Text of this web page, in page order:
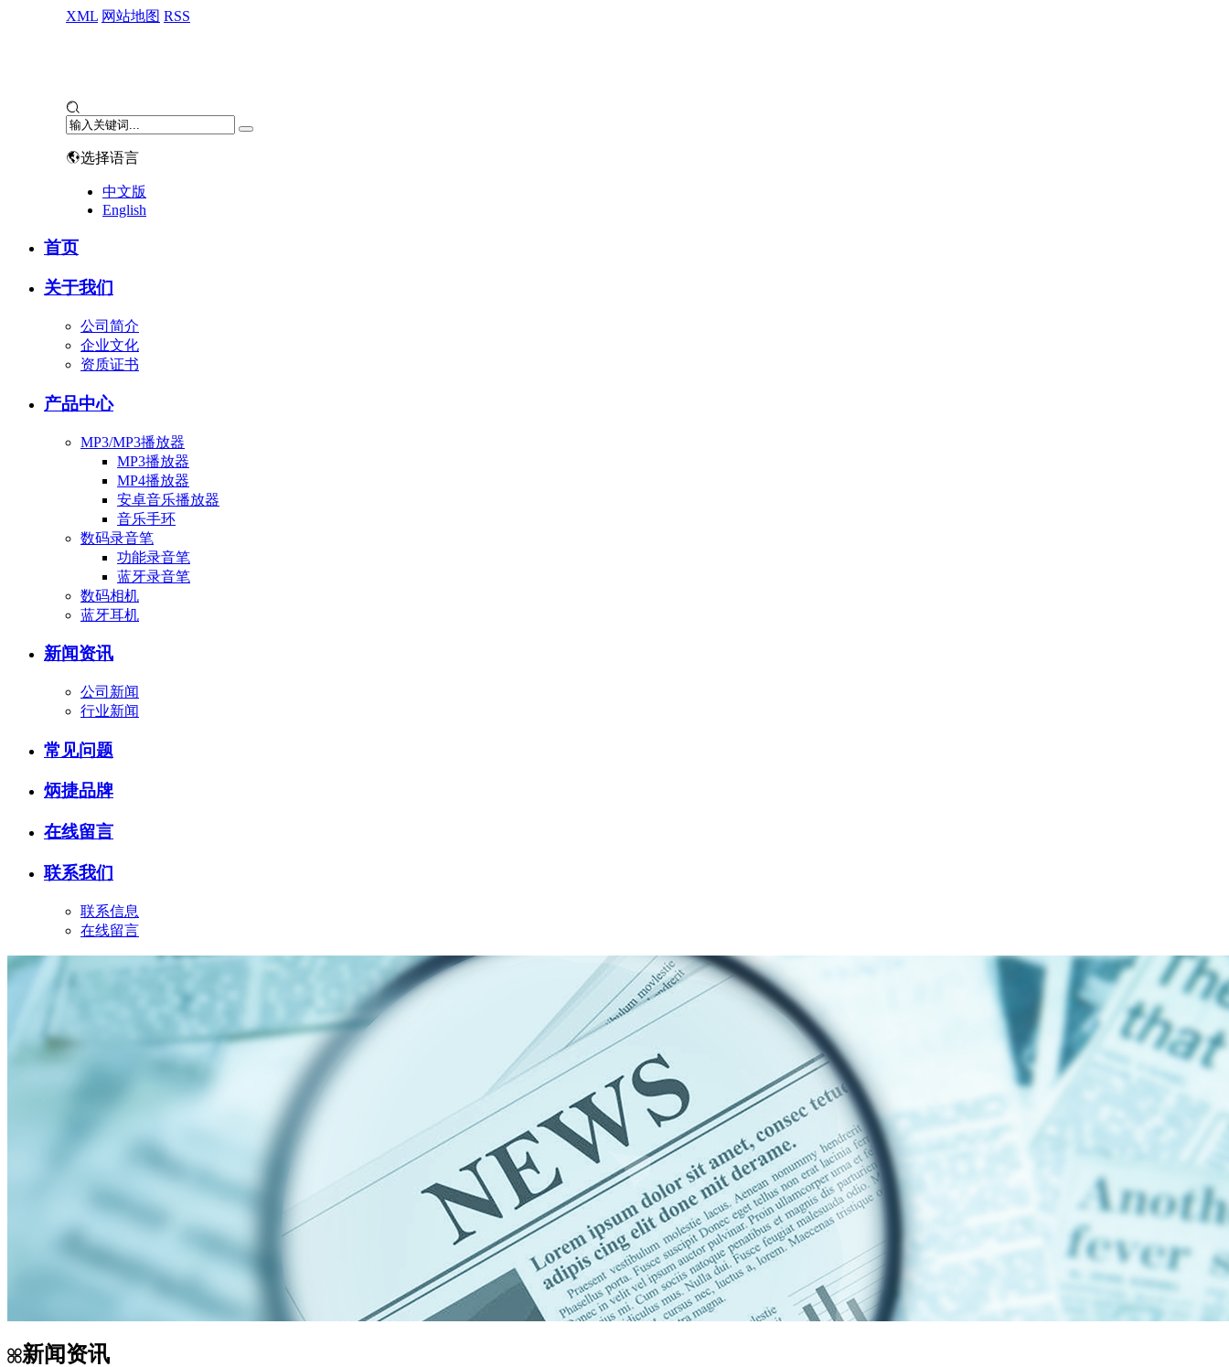
XML 网站地图 RSS
选择语言
中文版
English
首页
关于我们
公司简介
企业文化
资质证书
产品中心
MP3/MP3播放器
MP3播放器
MP4播放器
安卓音乐播放器
音乐手环
数码录音笔
功能录音笔
蓝牙录音笔
数码相机
蓝牙耳机
新闻资讯
公司新闻
行业新闻
常见问题
炳捷品牌
在线留言
联系我们
联系信息
在线留言
新闻资讯